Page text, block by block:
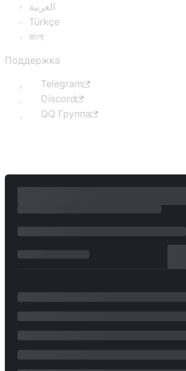
العربية
Türkçe
বাংলা
Поддержка
Telegram
Discord
QQ Группа